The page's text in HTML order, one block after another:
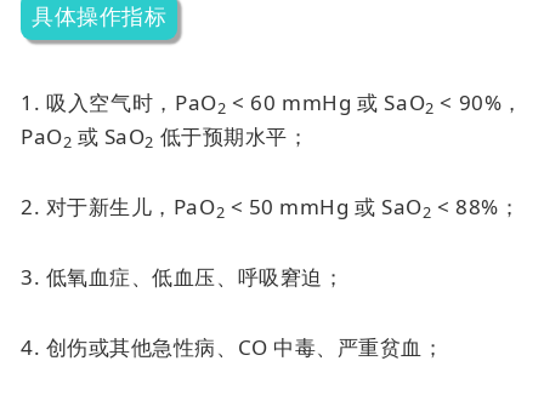
具体操作指标
1. 吸入空气时，PaO2 < 60 mmHg 或 SaO2 < 90%，
PaO2 或 SaO2 低于预期水平；
2. 对于新生儿，PaO2 < 50 mmHg 或 SaO2 < 88%；
3. 低氧血症、低血压、呼吸窘迫；
4. 创伤或其他急性病、CO 中毒、严重贫血；